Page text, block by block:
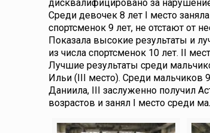
дисквалифицировано за
Среди девочек 8 лет I место
спортсменок 9 лет, не отстают от
Показала высокие результаты и
из числа спортсменок 10 лет. II
Лучшие результаты среди
Ильи (III место). Среди мальчиков
Даниила, III заслуженно получил
возрастов и занял I место среди